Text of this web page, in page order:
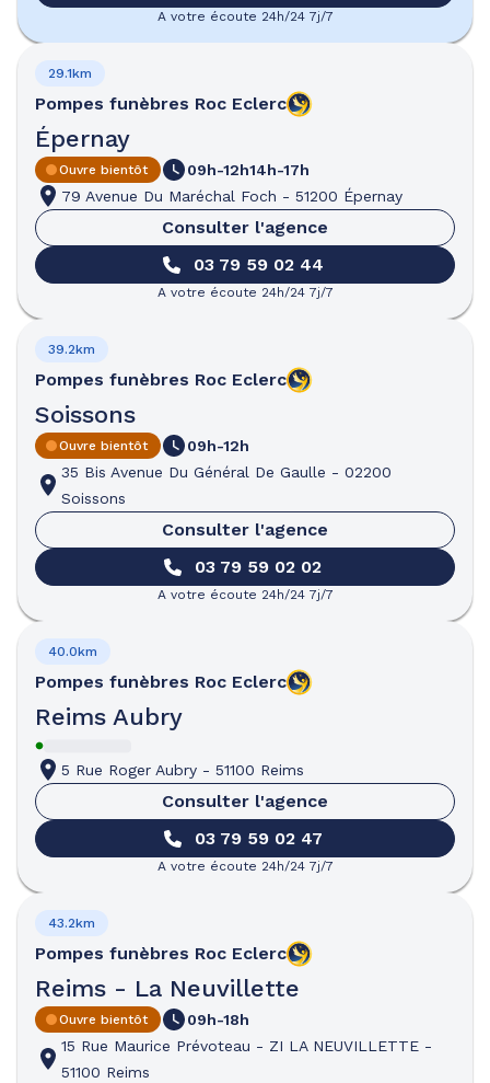
A votre écoute 24h/24 7j/7
Pompes funèbres Roc Eclerc
Épernay
29.1km
Ouvre bientôt 09h-12h14h-17h
79 Avenue Du Maréchal Foch - 51200 Épernay
Consulter l'agence
03 79 59 02 44
A votre écoute 24h/24 7j/7
Pompes funèbres Roc Eclerc
Soissons
39.2km
Ouvre bientôt
09h-12h
35 Bis Avenue Du Général De Gaulle - 02200
Soissons
Consulter l'agence
03 79 59 02 02
A votre écoute 24h/24 7j/7
Pompes funèbres Roc Eclerc
Reims Aubry
40.0km
5 Rue Roger Aubry - 51100 Reims
Consulter l'agence
03 79 59 02 47
A votre écoute 24h/24 7j/7
Pompes funèbres Roc Eclerc
Reims - La Neuvillette
43.2km
Ouvre bientôt
09h-18h
15 Rue Maurice Prévoteau - ZI LA NEUVILLETTE -
51100 Reims